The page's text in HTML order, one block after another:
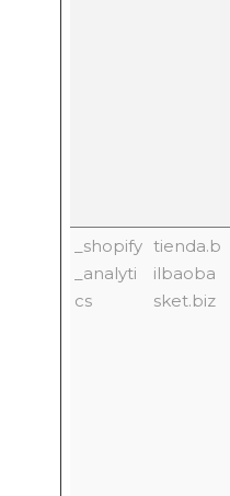
_shopify
_analyti
cs
tienda.b
ilbaoba
sket.biz